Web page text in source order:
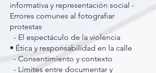
informativa y representación social -
Errores comunes al fotografiar
protestas
- El espectáculo de la violencia
• Ética y responsabilidad en la calle
- Consentimiento y contexto
- Límites entre documentar y